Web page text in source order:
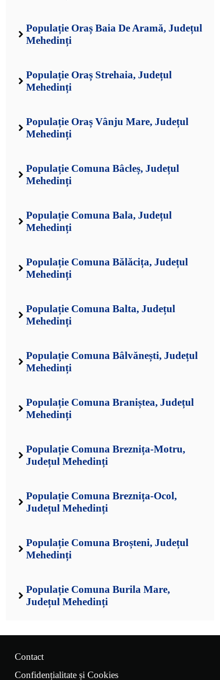
Populație Oraș Baia De Aramă, Județul
Mehedinți
Populație Oraș Strehaia, Județul
Mehedinți
Populație Oraș Vânju Mare, Județul
Mehedinți
Populație Comuna Bâcleș, Județul
Mehedinți
Populație Comuna Bala, Județul
Mehedinți
Populație Comuna Bălăcița, Județul
Mehedinți
Populație Comuna Balta, Județul
Mehedinți
Populație Comuna Bâlvănești, Județul
Mehedinți
Populație Comuna Braniștea, Județul
Mehedinți
Populație Comuna Breznița-Motru,
Județul Mehedinți
Populație Comuna Breznița-Ocol,
Județul Mehedinți
Populație Comuna Broșteni, Județul
Mehedinți
Populație Comuna Burila Mare,
Județul Mehedinți
Contact
Confidențialitate și Cookies